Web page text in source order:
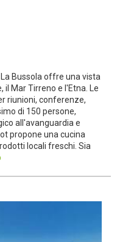
Bussola offre una vista
il Mar Tirreno e l'Etna. Le
riunioni, conferenze,
di 150 persone,
all'avanguardia e
propone una cucina
locali freschi. Sia